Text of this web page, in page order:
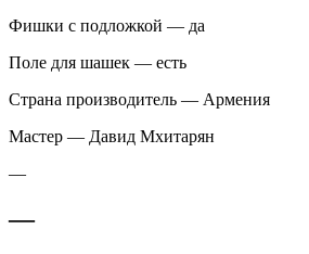
Фишки с подложкой — да
Поле для шашек — есть
Страна производитель — Армения
Мастер — Давид Мхитарян
—
—